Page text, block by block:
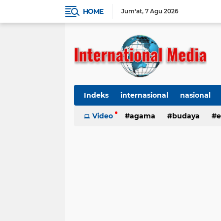
HOME Jum'at 7 Agu 2026
Indeks internasional nasional
Ekbis TNI-Polri Organisasi
Video agama budaya